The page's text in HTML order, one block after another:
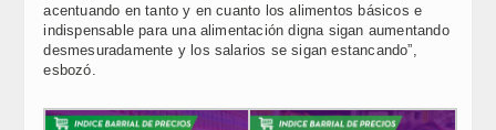
acentuando en tanto y en cuanto los alimentos básicos e
indispensable para una alimentación digna sigan aumentando
desmesuradamente y los salarios se sigan estancando”,
esbozó.